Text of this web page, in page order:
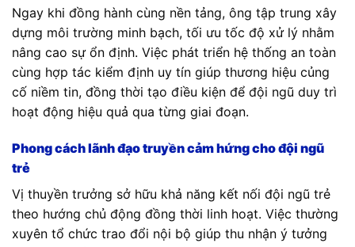
Ngay khi đồng hành cùng nền tảng, ông tập trung xây
dựng môi trường minh bạch, tối ưu tốc độ xử lý nhằm
nâng cao sự ổn định. Việc phát triển hệ thống an toàn
cùng hợp tác kiểm định uy tín giúp thương hiệu củng
cố niềm tin, đồng thời tạo điều kiện để đội ngũ duy trì
hoạt động hiệu quả qua từng giai đoạn.
Phong cách lãnh đạo truyền cảm hứng cho đội ngũ
trẻ
Vị thuyền trưởng sở hữu khả năng kết nối đội ngũ trẻ
theo hướng chủ động đồng thời linh hoạt. Việc thường
xuyên tổ chức trao đổi nội bộ giúp thu nhận ý tưởng